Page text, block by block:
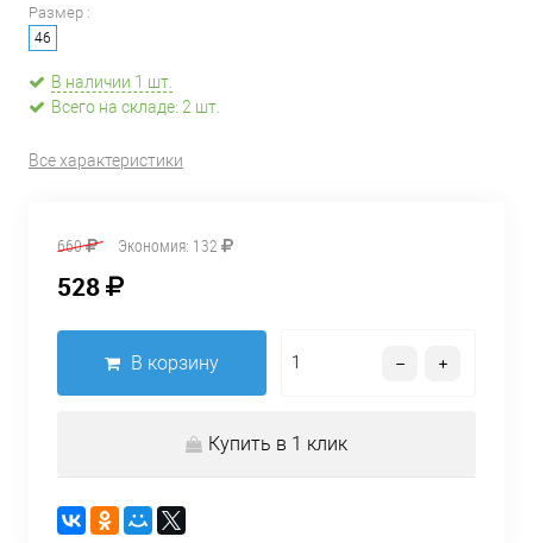
Размер :
46
В наличии 1 шт.
Всего на складе: 2 шт.
Все характеристики
660 Экономия: 132
528
В корзину
Купить в 1 клик